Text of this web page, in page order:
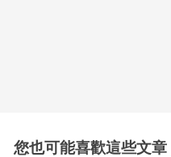
您也可能喜歡這些文章